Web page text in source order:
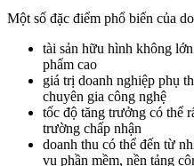
Một số đặc điểm phổ biến của
tài sản hữu hình không
phẩm cao
giá trị doanh nghiệp phụ
chuyên gia công nghệ
tốc độ tăng trưởng có thể
trường chấp nhận
doanh thu có thể đến từ
vụ phần mềm, nền tảng